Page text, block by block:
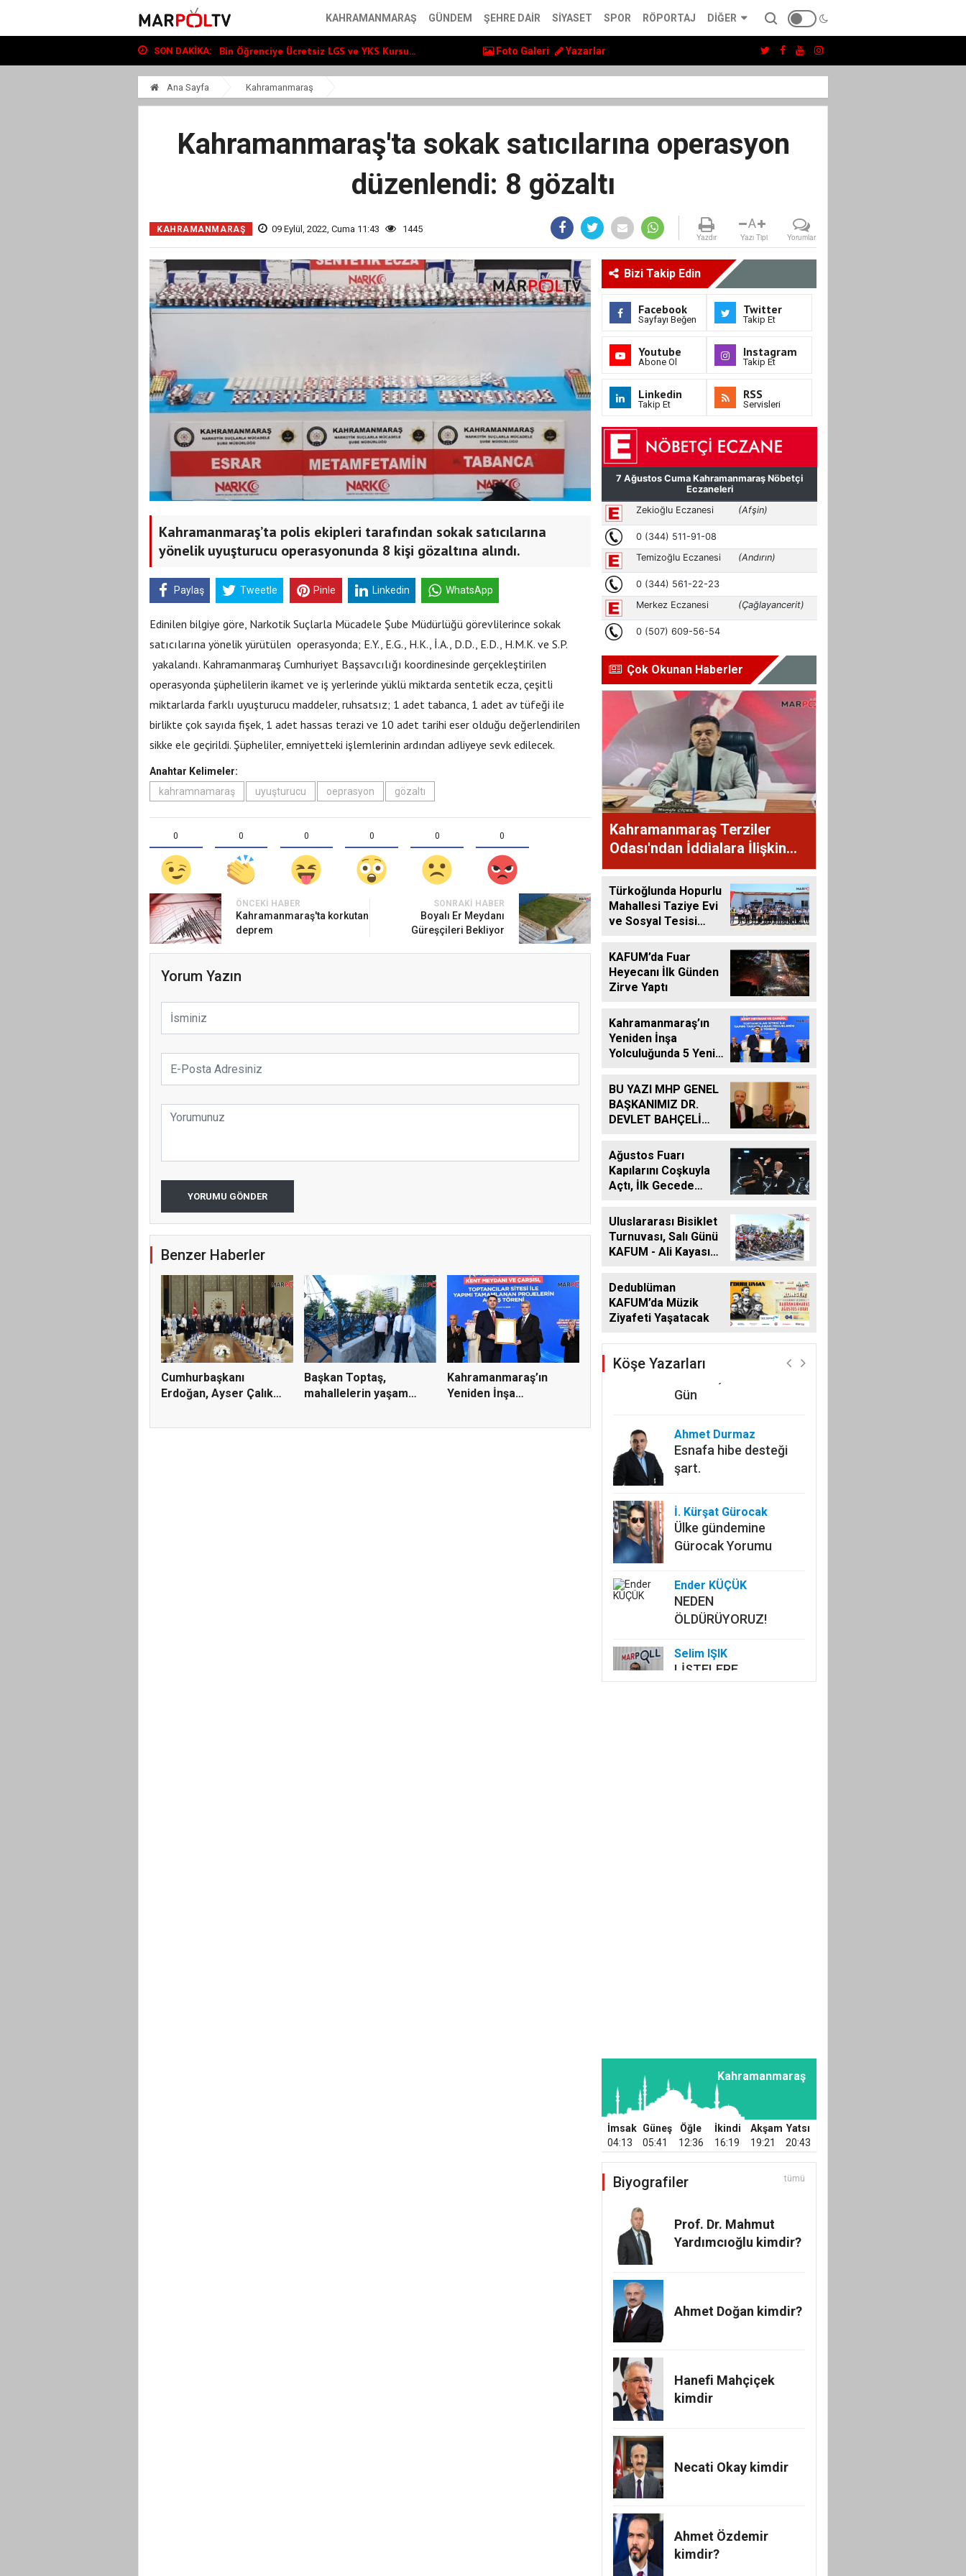
KAHRAMANMARAŞ GÜNDEM ŞEHRE DAIR SIYASET SPOR RÖPORTAJ DIĞER
SON DAKIKA:
Büyükşehir, Andırın’da Yol Yatırımlarını...
“Tour Of Kahramanmaraş” Uluslararası Yol...
Bin Öğrenciye Ücretsiz LGS ve YKS Kursu...
Büyükşehir, Andırın’da Yol Yatırımlarını...
“Tour Of Kahramanmaraş” Uluslararası Yol...
Foto Galeri Yazarlar
Ana Sayfa Kahramanmaraş
Kahramanmaraş'ta sokak satıcılarına operasyon
düzenlendi: 8 gözaltı
KAHRAMANMARAŞ 09 Eylül, 2022, Cuma 11:43 1445
Yazdır
A
Yazı Tipi Yorumlar
Kahramanmaraş’ta polis ekipleri tarafından sokak satıcılarına
yönelik uyuşturucu operasyonunda 8 kişi gözaltına alındı.
Paylaş Tweetle Pinle Linkedin WhatsApp
Edinilen bilgiye göre, Narkotik Suçlarla Mücadele Şube Müdürlüğü görevlilerince sokak
satıcılarına yönelik yürütülen operasyonda; E.Y., E.G., H.K., İ.A., D.D., E.D., H.M.K. ve S.P.
yakalandı. Kahramanmaraş Cumhuriyet Başsavcılığı koordinesinde gerçekleştirilen
operasyonda şüphelilerin ikamet ve iş yerlerinde yüklü miktarda sentetik ecza, çeşitli
miktarlarda farklı uyuşturucu maddeler, ruhsatsız; 1 adet tabanca, 1 adet av tüfeği ile
birlikte çok sayıda fişek, 1 adet hassas terazi ve 10 adet tarihi eser olduğu değerlendirilen
sikke ele geçirildi. Şüpheliler, emniyetteki işlemlerinin ardından adliyeye sevk edilecek.
Anahtar Kelimeler:
kahramnamaraş
uyuşturucu oeprasyon gözaltı
0 0 0 0 0 0
ÖNCEKI HABER
Kahramanmaraş'ta korkutan
deprem
SONRAKI HABER
Boyalı Er Meydanı
Güreşçileri Bekliyor
Yorum Yazın
YORUMU GÖNDER
Benzer Haberler
Cumhurbaşkanı
Erdoğan, Ayser Çalık
Başkan Toptaş,
mahallelerin yaşam
Kahramanmaraş’ın
Yeniden İnşa
Bizi Takip Edin
Facebook
Sayfayı Beğen
Twitter
Takip Et
Youtube
Abone Ol
Instagram
Takip Et
Linkedin
Takip Et
RSS
Servisleri
Çok Okunan Haberler
Kahramanmaraş Terziler
Odası'ndan İddialara İlişkin
Kamuoyu Açıklaması
Türkoğlunda Hopurlu
Mahallesi Taziye Evi
ve Sosyal Tesisi
KAFUM’da Fuar
Heyecanı İlk Günden
Zirve Yaptı
Kahramanmaraş’ın
Yeniden İnşa
Yolculuğunda 5 Yeni
Açıldı
BU YAZI MHP GENEL
BAŞKANIMIZ DR.
DEVLET BAHÇELİ
ALINMIŞ BİLDİRİDİR..
Ağustos Fuarı
Kapılarını Coşkuyla
Açtı, İlk Gecede
Uluslararası Bisiklet
Turnuvası, Salı Günü
KAFUM - Ali Kayası
Dedublüman
KAFUM’da Müzik
Ziyafeti Yaşatacak
Köşe Yazarları
Zekeriya Okutucu
Kahramanmaraş’ın Yol
Arkadaşı: Zuhal
Gün
Ahmet Durmaz
Esnafa hibe desteği
şart.
İ. Kürşat Gürocak
Ülke gündemine
Gürocak Yorumu
Ender KÜÇÜK
NEDEN
ÖLDÜRÜYORUZ!
Selim IŞIK
LİSTELERE
Kahramanmaraş
İmsak Güneş Öğle İkindi Akşam Yatsı
04:13
05:41 12:36 16:19 19:21 20:43
Biyografiler tümü
Prof. Dr. Mahmut
Yardımcıoğlu kimdir?
Ahmet Doğan kimdir?
Hanefi Mahçiçek
kimdir
Necati Okay kimdir
Ahmet Özdemir
kimdir?